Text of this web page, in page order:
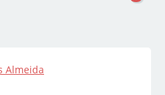
Almeida